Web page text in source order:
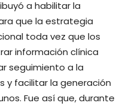
a habilitar la
que la estrategia
toda vez que los
información clínica
seguimiento a la
y facilitar la generación
Fue así que, durante